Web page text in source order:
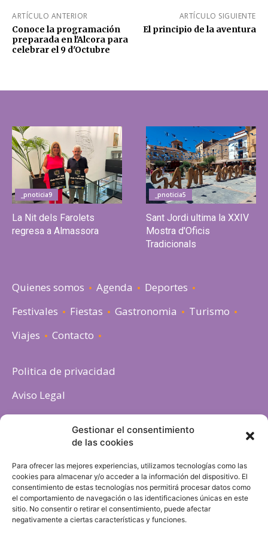
Gestionar el consentimiento
de las cookies
Para ofrecer las mejores experiencias, utilizamos tecnologías como las
cookies para almacenar y/o acceder a la información del dispositivo. El
consentimiento de estas tecnologías nos permitirá procesar datos como
el comportamiento de navegación o las identificaciones únicas en este
sitio. No consentir o retirar el consentimiento, puede afectar
negativamente a ciertas características y funciones.
ARTÍCULO ANTERIOR
Conoce la programación
preparada en l'Alcora para
celebrar el 9 d'Octubre
ARTÍCULO SIGUIENTE
El principio de la aventura
_pnoticia9
La Nit dels Farolets
regresa a Almassora
_pnoticia5
Sant Jordi ultima la XXIV
Mostra d'Oficis
Tradicionals
Quienes somos Agenda
Deportes
Festivales
Fiestas Gastronomia
Turismo
Viajes
Contacto
Politica de privacidad
Aviso Legal
Política de cookies